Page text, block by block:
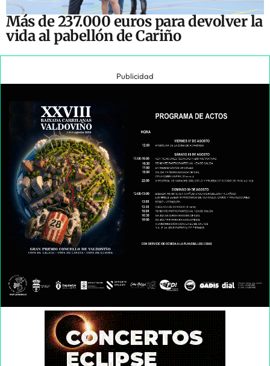
Más de 237.000 euros para devolver la
vida al pabellón de Cariño
Publicidad